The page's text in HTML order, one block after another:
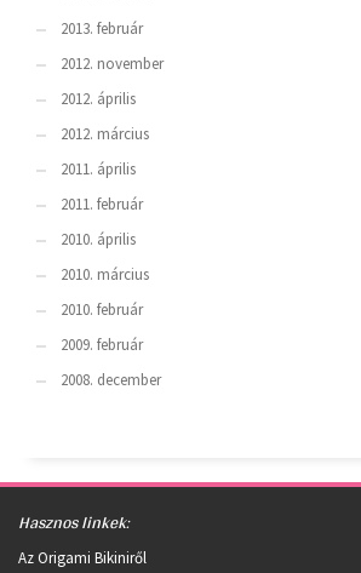
2013. február
2012. november
2012. április
2012. március
2011. április
2011. február
2010. április
2010. március
2010. február
2009. február
2008. december
Hasznos linkek:
Az Origami Bikiniről